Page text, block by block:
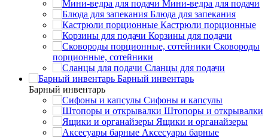
Мини-ведра для подачи
Блюда для запекания
Кастрюли порционные
Корзины для подачи
Сковороды
порционные, сотейники
Сланцы для подачи
Барный инвентарь
Барный инвентарь
Сифоны и капсулы
Штопоры и открывалки
Ящики и органайзеры
Аксесуары барные